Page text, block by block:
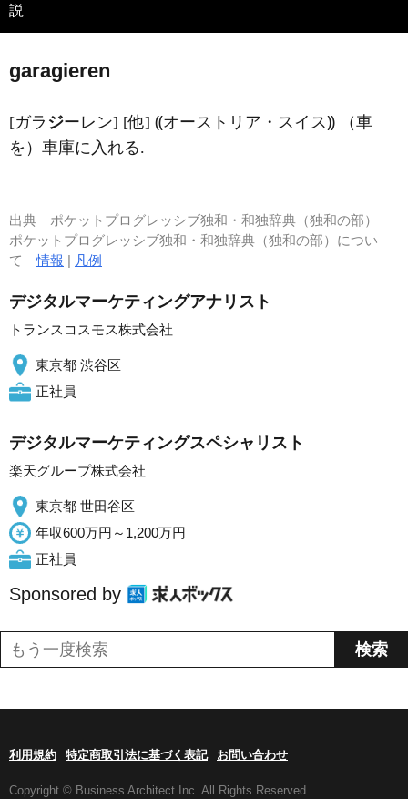
説
garagieren
[ガラ ジーレン] [他] ⸨オーストリア・スイス⸩ （車
を）車庫に入れる.
出典 ポケットプログレッシブ独和・和独辞典（独和の部）
ポケットプログレッシブ独和・和独辞典（独和の部）につい
て情報 | 凡例
デジタルマーケティングアナリスト
トランスコスモス株式会社
東京都 渋谷区
正社員
デジタルマーケティングスペシャリスト
楽天グループ株式会社
東京都 世田谷区
年収600万円～1,200万円
正社員
Sponsored by
利用規約 特定商取引法に基づく表記 お問い合わせ
Copyright © Business Architect Inc. All Rights Reserved.